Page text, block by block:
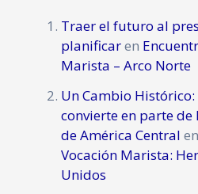
Traer el futuro al
planificaren
Marista – Arco Norte
Un Cambio
convierte en parte
de América Central
Vocación Marista:
Unidos